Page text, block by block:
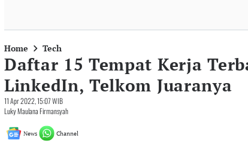
Home Tech
Daftar 15 Tempat Kerja
LinkedIn, Telkom Juaranya
11 Apr 2022, 15:07 WIB
Luky Maulana Firmansyah
News Channel